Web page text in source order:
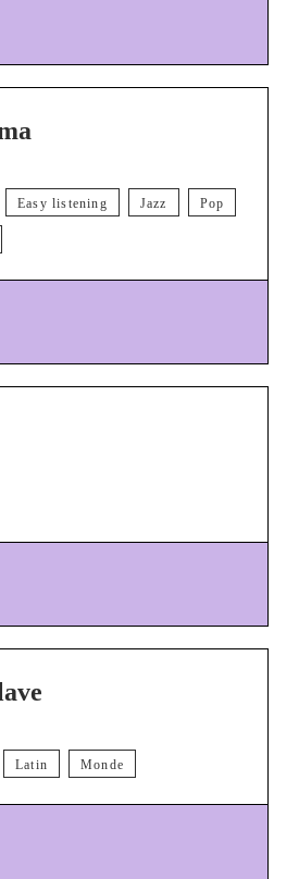
Easy listening Jazz Pop
Latin Monde